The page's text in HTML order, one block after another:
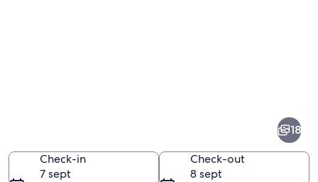
Trelawny
18
Check-in
7 sept
Check-out
8 sept